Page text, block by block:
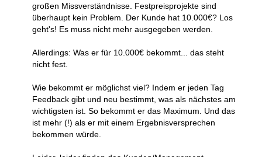
großen Missverständnisse. Festpreisprojekte sind
überhaupt kein Problem. Der Kunde hat 10.000€? Los
geht's! Es muss nicht mehr ausgegeben werden.
Allerdings: Was er für 10.000€ bekommt... das steht
nicht fest.
Wie bekommt er möglichst viel? Indem er jeden Tag
Feedback gibt und neu bestimmt, was als nächstes am
wichtigsten ist. So bekommt er das Maximum. Und das
ist mehr (!) als er mit einem Ergebnisversprechen
bekommen würde.